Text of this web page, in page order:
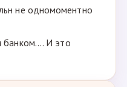
не одномоментно
банком.... И это